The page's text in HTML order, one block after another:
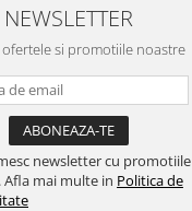
NEWSLETTER
ofertele si promotiile noastre
newsletter cu promotiile
Afla mai multe in Politica de